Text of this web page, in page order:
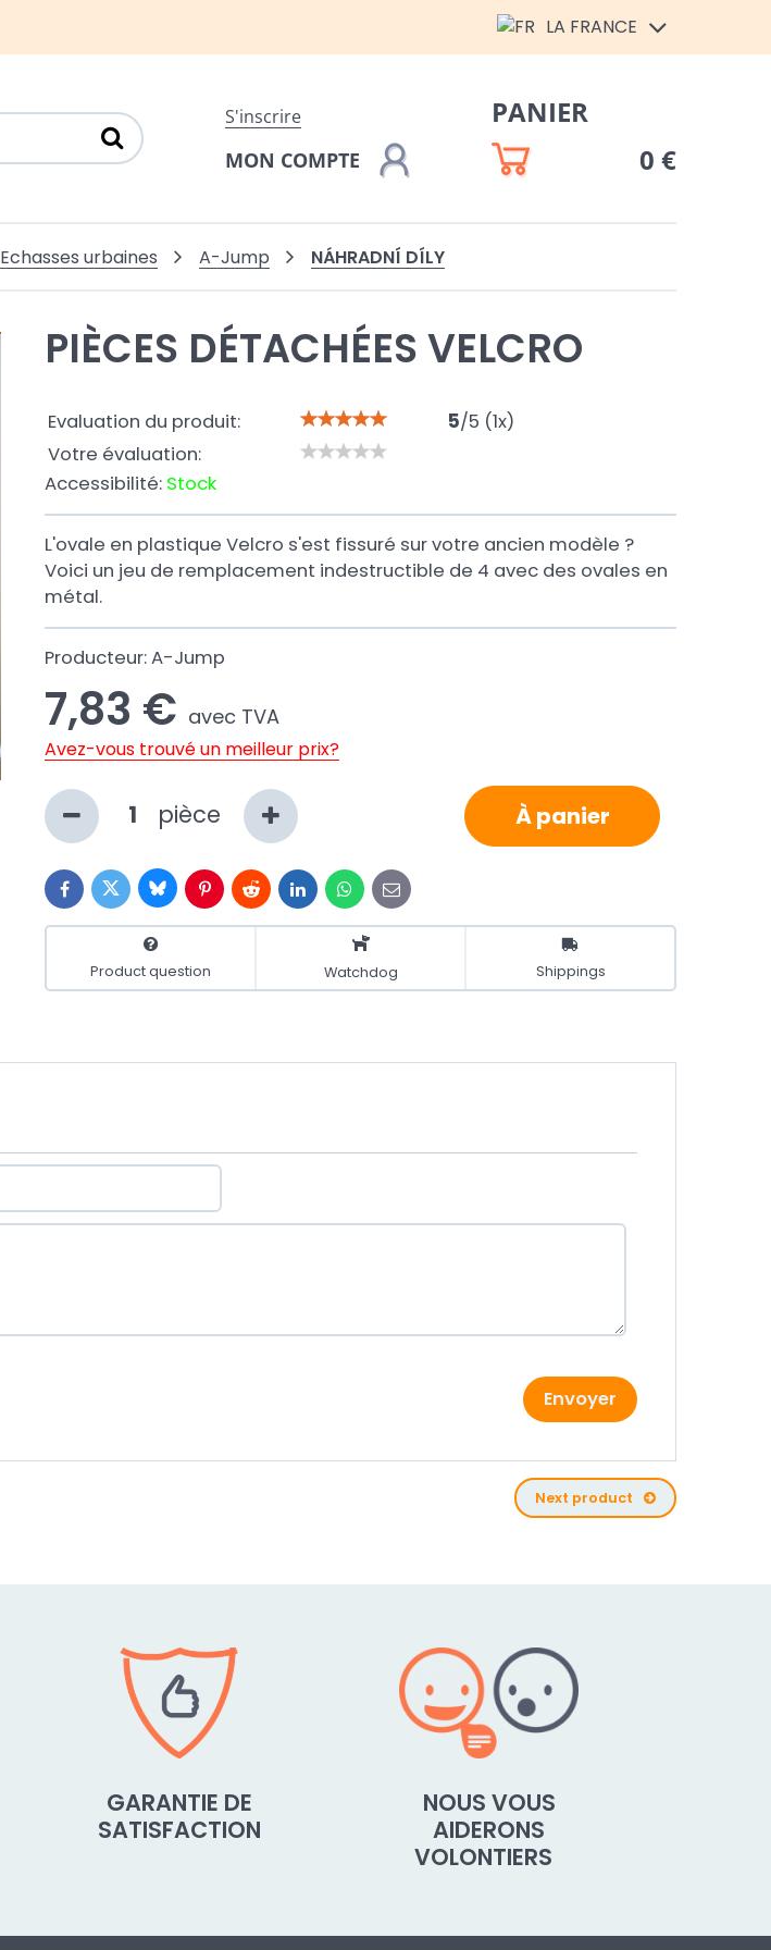
LA FRANCE
S'inscrire
MON COMPTE
PANIER
0 €
Echasses urbaines A-Jump NÁHRADNÍ DÍLY
PIÈCES DÉTACHÉES VELCRO
Evaluation du produit: 5/5 (1x)
Votre évaluation:
Accessibilité: Stock
L'ovale en plastique Velcro s'est fissuré sur votre ancien modèle ?
Voici un jeu de remplacement indestructible de 4 avec des ovales en
métal.
Producteur:A-Jump
7,83 € avec TVA
Avez-vous trouvé un meilleur prix?
pièce À panier
FacebookTwitterBlueskyPinterestRedditLinkedInWhatsApp
E-
mail
Product question Watchdog Shippings
Envoyer
Next product
GARANTIE DE
SATISFACTION
NOUS VOUS
AIDERONS
VOLONTIERS